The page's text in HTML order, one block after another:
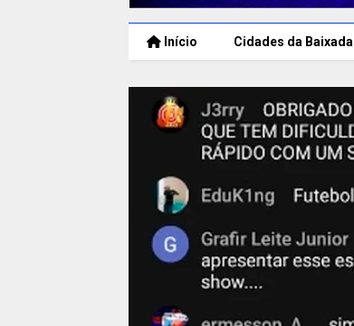
Início Cidades da Baixada